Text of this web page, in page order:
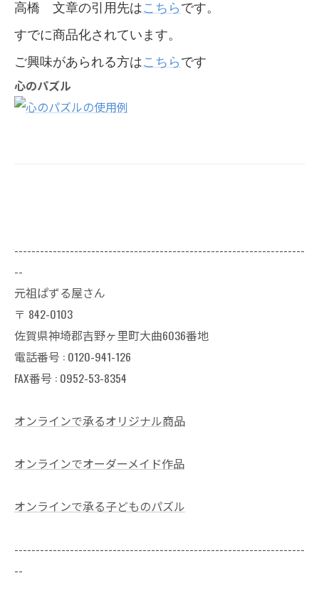
高橋 文章の引用先はこちら です。
すでに商品化されています。
ご興味があられる方はこちら です
心のパズル
--------------------------------------------------------------------
--
元祖ぱずる屋さん
〒 842-0103
佐賀県神埼郡吉野ヶ里町大曲6036番地
電話番号 : 0120-941-126
FAX番号 : 0952-53-8354
オンラインで承るオリジナル商品
オンラインでオーダーメイド作品
オンラインで承る子どものパズル
--------------------------------------------------------------------
--